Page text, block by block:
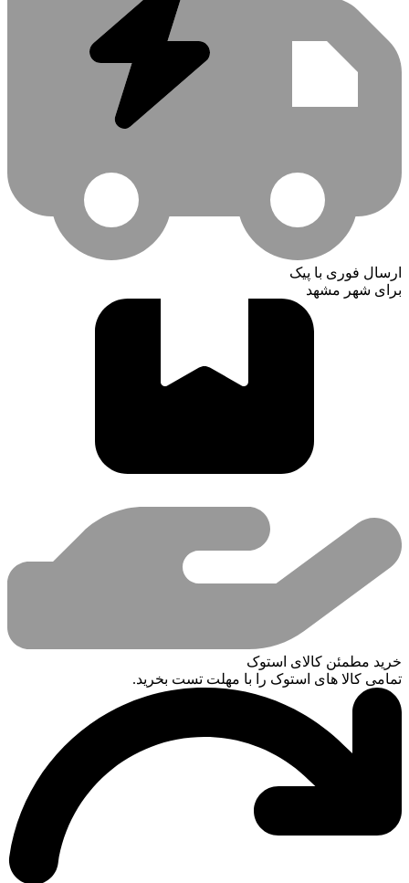
ارسال فوری با پیک
برای شهر مشهد
خرید مطمئن کالای استوک
تمامی کالا های استوک را با مهلت تست بخرید.